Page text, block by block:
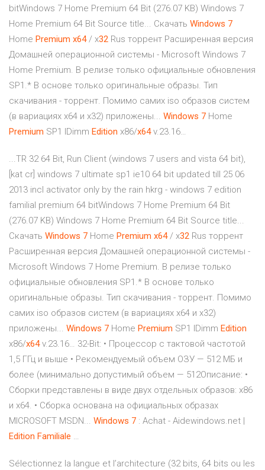
bitWindows 7 Home Premium 64 Bit (276.07 KB) Windows 7
Home Premium 64 Bit Source title... Скачать Windows 7
Home Premium x64/ x32 Rus торрент Расширенная версия
Домашней операционной системы - Microsoft Windows 7
Home Premium. В релизе только официальные обновления
SP1.* В основе только оригинальные образы. Тип
скачивания - торрент. Помимо самих iso образов систем
(в вариациях x64 и x32) приложены... Windows 7 Home
Premium SP1 IDimm Edition х86/x64v.23.16…
...TR 32 64 Bit, Run Client (windows 7 users and vista 64 bit),
[kat cr] windows 7 ultimate sp1 ie10 64 bit updated till 25 06
2013 incl activator only by the rain hkrg - windows 7 edition
familial premium 64 bitWindows 7 Home Premium 64 Bit
(276.07 KB) Windows 7 Home Premium 64 Bit Source title...
Скачать Windows 7 Home Premium x64/ x32 Rus торрент
Расширенная версия Домашней операционной системы -
Microsoft Windows 7 Home Premium. В релизе только
официальные обновления SP1.* В основе только
оригинальные образы. Тип скачивания - торрент. Помимо
самих iso образов систем (в вариациях x64 и x32)
приложены... Windows 7 Home Premium SP1 IDimm Edition
х86/x64v.23.16… 32-Bit: • Процессор с тактовой частотой
1,5 ГГц и выше • Рекомендуемый объем ОЗУ — 512 МБ и
более (минимально допустимый объем — 512Описание: •
Сборки представлены в виде двух отдельных образов: х86
и х64. • Сборка основана на официальных образах
MICROSOFT MSDN... Windows 7 : Achat - Aidewindows.net |
Edition Familiale …
Sélectionnez la langue et l’architecture (32 bits, 64 bits ou les